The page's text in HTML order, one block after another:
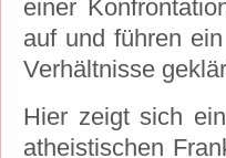
einer
auf und führen ein
Verhältnisse
Hier zeigt sich
atheistischen